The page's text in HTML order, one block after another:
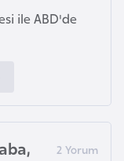
ile ABD'de